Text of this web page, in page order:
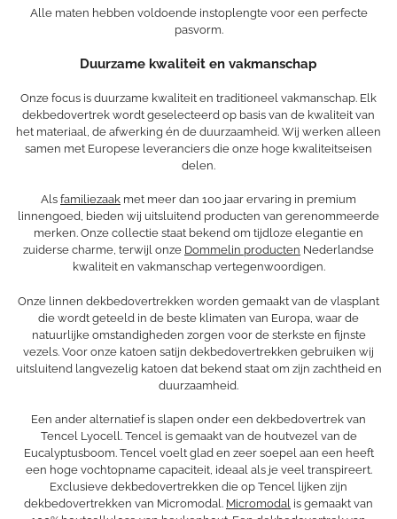
Alle maten hebben voldoende instoplengte voor een perfecte
pasvorm.
Duurzame kwaliteit en vakmanschap
Onze focus is duurzame kwaliteit en traditioneel vakmanschap. Elk
dekbedovertrek wordt geselecteerd op basis van de kwaliteit van
het materiaal, de afwerking én de duurzaamheid. Wij werken alleen
samen met Europese leveranciers die onze hoge kwaliteitseisen
delen.
Als familiezaak met meer dan 100 jaar ervaring in premium
linnengoed, bieden wij uitsluitend producten van gerenommeerde
merken. Onze collectie staat bekend om tijdloze elegantie en
zuiderse charme, terwijl onze Dommelin producten Nederlandse
kwaliteit en vakmanschap vertegenwoordigen.
Onze linnen dekbedovertrekken worden gemaakt van de vlasplant
die wordt geteeld in de beste klimaten van Europa, waar de
natuurlijke omstandigheden zorgen voor de sterkste en fijnste
vezels. Voor onze katoen satijn dekbedovertrekken gebruiken wij
uitsluitend langvezelig katoen dat bekend staat om zijn zachtheid en
duurzaamheid.
Een ander alternatief is slapen onder een dekbedovertrek van
Tencel Lyocell. Tencel is gemaakt van de houtvezel van de
Eucalyptusboom. Tencel voelt glad en zeer soepel aan een heeft
een hoge vochtopname capaciteit, ideaal als je veel transpireert.
Exclusieve dekbedovertrekken die op Tencel lijken zijn
dekbedovertrekken van Micromodal. Micromodal is gemaakt van